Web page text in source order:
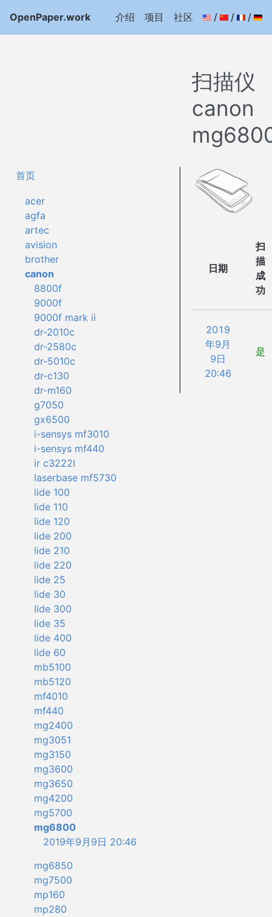
OpenPaper.work 介绍 项目 社区 / / /
扫描仪
canon
首页
acer
agfa
artec
avision
brother
canon
8800f
9000f
9000f mark ii
dr-2010c
dr-2580c
dr-5010c
dr-c130
dr-m160
g7050
gx6500
i-sensys mf3010
i-sensys mf440
ir c3222l
laserbase mf5730
lide 100
lide 110
lide 120
lide 200
lide 210
lide 220
lide 25
lide 30
lide 300
lide 35
lide 400
lide 60
mb5100
mb5120
mf4010
mf440
mg2400
mg3051
mg3150
mg3600
mg3650
mg4200
mg5700
mg6800
2019年9月9日 20:46
mg6850
mg7500
mp160
mp280
日期
扫
描
成
功
2019
年9月
9日
20:46
是